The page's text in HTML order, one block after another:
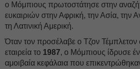
ο Μόμπιους πρωτοστάτησε στην
ευκαιριών στην Αφρική, την Ασία, την
τη Λατινική Αμερική.
Όταν τον προσέλαβε ο Τζον Τέμπλετον
εταιρεία το 1987, ο Μόμπιους ίδρυσε
αμοιβαία κεφάλαια που